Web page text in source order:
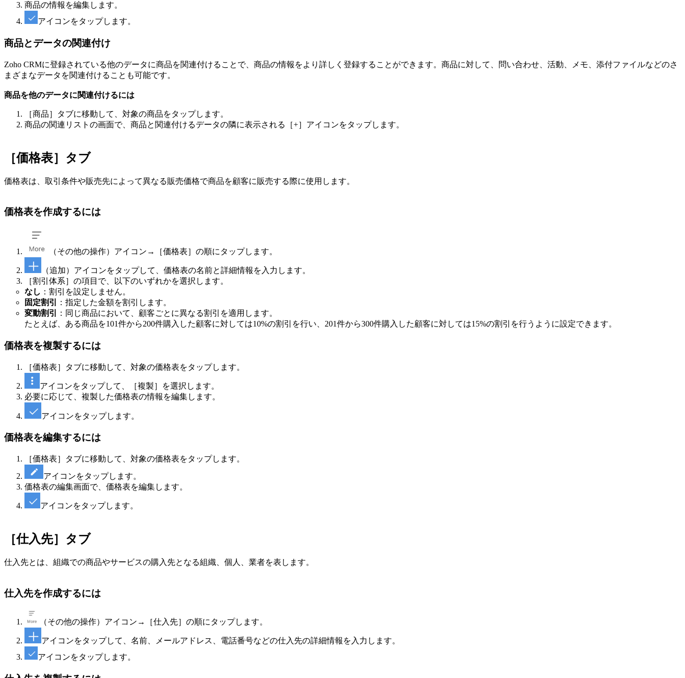
商品の情報を編集します。
アイコンをタップします。
商品とデータの関連付け
Zoho CRMに登録されている他のデータに商品を関連付けることで、商品の情報をより詳しく登録することができます。商品に対して、問い合わせ、活動、メモ、添付ファイルなどのさ
まざまなデータを関連付けることも可能です。
商品を他のデータに関連付けるには
［商品］タブに移動して、対象の商品をタップします。
商品の関連リストの画面で、商品と関連付けるデータの隣に表示される［+］アイコンをタップします。
［価格表］タブ
価格表は、取引条件や販売先によって異なる販売価格で商品を顧客に販売する際に使用します。
価格表を作成するには
（その他の操作）アイコン→［価格表］の順にタップします。
（追加）アイコンをタップして、価格表の名前と詳細情報を入力します。
［割引体系］の項目で、以下のいずれかを選択します。
なし ：割引を設定しません。
固定割引
：指定した金額を割引します。
変動割引
：同じ商品において、顧客ごとに異なる割引を適用します。
たとえば、ある商品を101件から200件購入した顧客に対しては10%の割引を行い、201件から300件購入した顧客に対しては15%の割引を行うように設定できます。
価格表を複製するには
［価格表］タブに移動して、対象の価格表をタップします。
アイコンをタップして、［複製］を選択します。
必要に応じて、複製した価格表の情報を編集します。
アイコンをタップします。
価格表を編集するには
［価格表］タブに移動して、対象の価格表をタップします。
アイコンをタップします。
価格表の編集画面で、価格表を編集します。
アイコンをタップします。
［仕入先］タブ
仕入先とは、組織での商品やサービスの購入先となる組織、個人、業者を表します。
仕入先を作成するには
（その他の操作）アイコン→［仕入先］の順にタップします。
アイコンをタップして、名前、メールアドレス、電話番号などの仕入先の詳細情報を入力します。
アイコンをタップします。